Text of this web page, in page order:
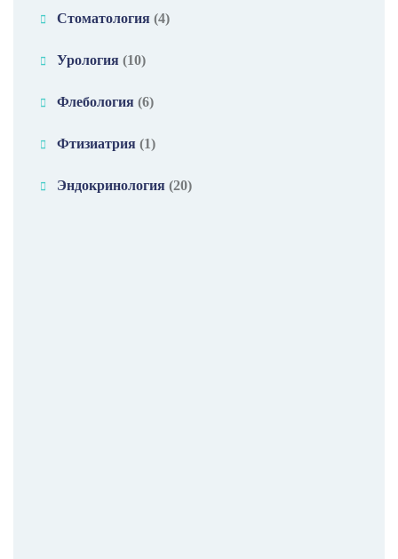
Стоматология (4)
Урология (10)
Флебология (6)
Фтизиатрия (1)
Эндокринология (20)